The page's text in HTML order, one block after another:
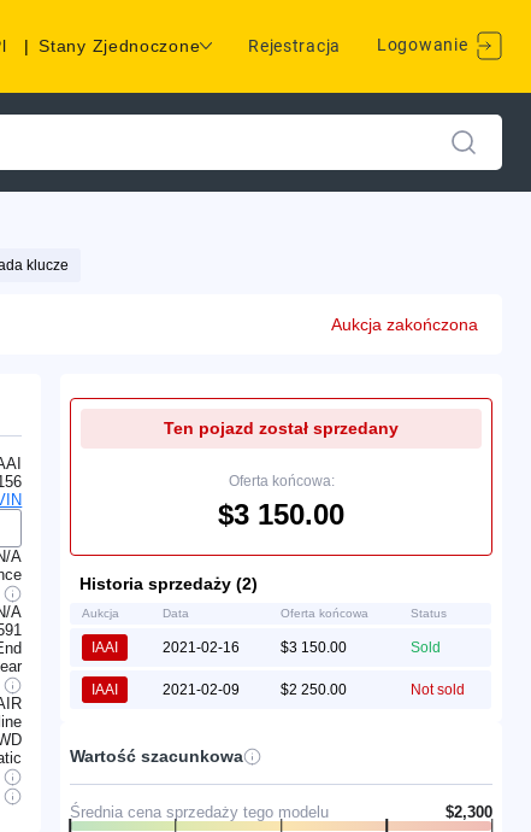
| Stany Zjednoczone Rejestracja Logowanie
klucze
Aukcja zakończona
A
A
Ten pojazd został sprzedany
Oferta końcowa:
$3 150.00
Historia sprzedaży (2)
Aukcja Data Oferta końcowa Status
IAAI 2021-02-16 $3 150.00 Sold
IAAI 2021-02-09 $2 250.00 Not sold
Wartość szacunkowa
Średnia cena sprzedaży tego modelu $2,300